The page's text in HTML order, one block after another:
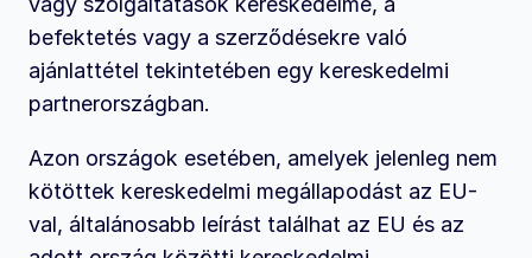
befektetés vagy a szerződésekre való
ajánlattétel tekintetében egy kereskedelmi
partnerországban.
Azon országok esetében, amelyek jelenleg nem
kötöttek kereskedelmi megállapodást az EU-
val, általánosabb leírást találhat az EU és az